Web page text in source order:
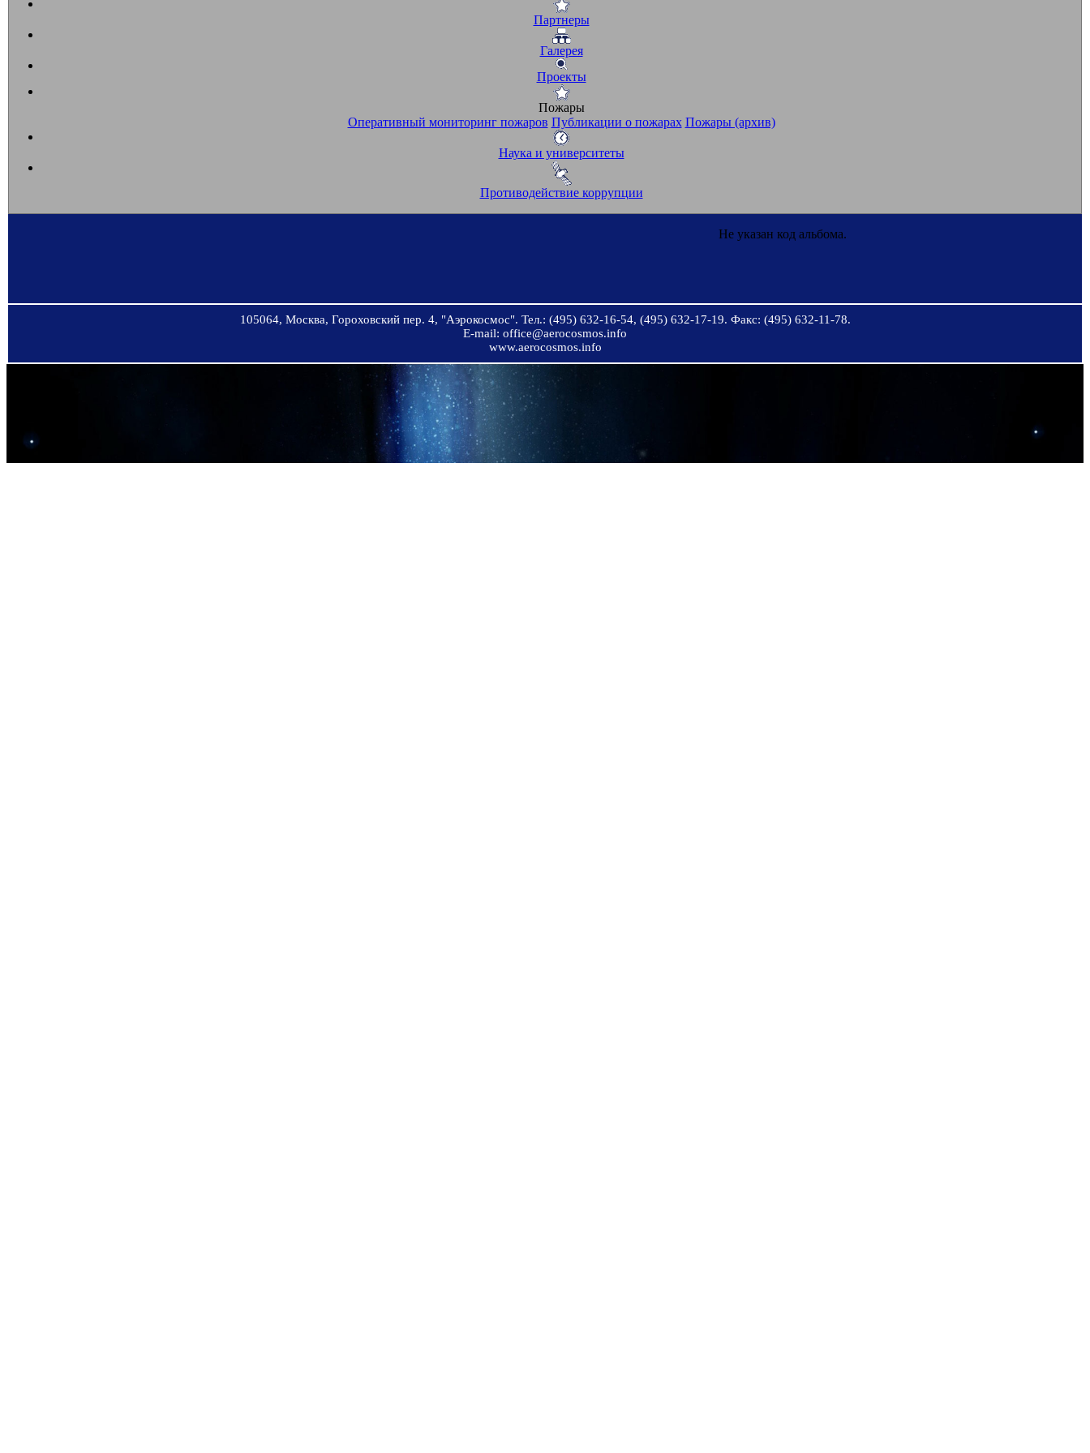
Партнеры
Галерея
Проекты
Пожары
Оперативный мониторинг пожаров Публикации о пожарах Пожары (архив)
Наука и университеты
Противодействие коррупции
Не указан код альбома.
105064, Москва, Гороховский пер. 4, "Аэрокосмос". Тел.: (495) 632-16-54, (495) 632-17-19. Факс: (495) 632-11-78.
E-mail: office@aerocosmos.info
www.aerocosmos.info